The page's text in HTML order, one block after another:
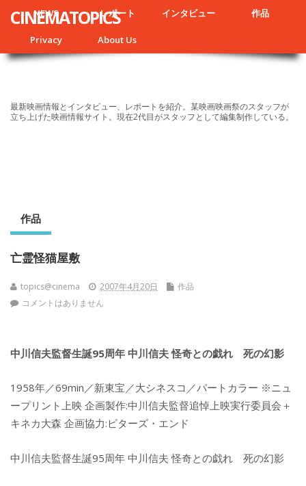
NEWS レポート インタビュー 作品
Privacy About Us
CINEMATOPICS
最新映画情報とインタビュー、レポートを紹介。某映画映画祭のスタッフが
立ち上げた映画情報サイト。現在2代目がスタッフとして編集制作している。
作品
亡霊怪猫屋敷
topics@cinema 2007年4月20日
作品
コメントはありません
中川信夫監督生誕95周年 中川信夫 怪奇との戯れ 死の幻影
1958年／69min／新東宝／大シネスコ／パートカラー ※ニュ
ープリント上映 企画製作:中川信夫監督追悼上映実行委員会＋
キネカ大森 企画協力:ビターズ・エンド
中川信夫監督生誕95周年 中川信夫 怪奇との戯れ 死の幻影